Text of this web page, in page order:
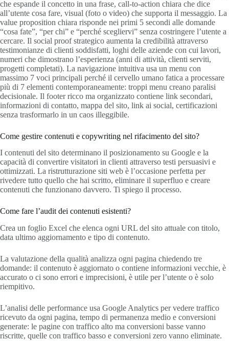
che espande il concetto in una frase, call-to-action chiara che dice
all’utente cosa fare, visual (foto o video) che supporta il messaggio. La
value proposition chiara risponde nei primi 5 secondi alle domande
“cosa fate”, “per chi” e “perché scegliervi” senza costringere l’utente a
cercare. Il social proof strategico aumenta la credibilità attraverso
testimonianze di clienti soddisfatti, loghi delle aziende con cui lavori,
numeri che dimostrano l’esperienza (anni di attività, clienti serviti,
progetti completati). La navigazione intuitiva usa un menu con
massimo 7 voci principali perché il cervello umano fatica a processare
più di 7 elementi contemporaneamente: troppi menu creano paralisi
decisionale. Il footer ricco ma organizzato contiene link secondari,
informazioni di contatto, mappa del sito, link ai social, certificazioni
senza trasformarlo in un caos illeggibile.
Come gestire contenuti e copywriting nel rifacimento del sito?
I contenuti del sito determinano il posizionamento su Google e la
capacità di convertire visitatori in clienti attraverso testi persuasivi e
ottimizzati. La ristrutturazione siti web è l’occasione perfetta per
rivedere tutto quello che hai scritto, eliminare il superfluo e creare
contenuti che funzionano davvero. Ti spiego il processo.
Come fare l’audit dei contenuti esistenti?
Crea un foglio Excel che elenca ogni URL del sito attuale con titolo,
data ultimo aggiornamento e tipo di contenuto.
La valutazione della qualità analizza ogni pagina chiedendo tre
domande: il contenuto è aggiornato o contiene informazioni vecchie, è
accurato o ci sono errori e imprecisioni, è utile per l’utente o è solo
riempitivo.
L’analisi delle performance usa Google Analytics per vedere traffico
ricevuto da ogni pagina, tempo di permanenza medio e conversioni
generate: le pagine con traffico alto ma conversioni basse vanno
riscritte, quelle con traffico basso e conversioni zero vanno eliminate.